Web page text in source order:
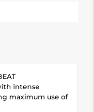
intense
maximum use of